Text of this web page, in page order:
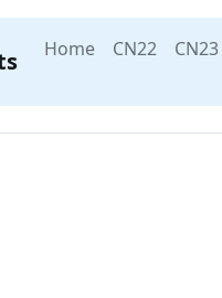
Home CN22 CN23